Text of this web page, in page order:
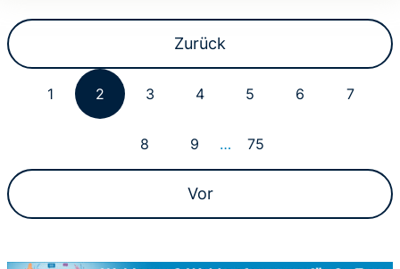
Zurück
1 2 3 4 5 6 7
8 9 … 75
Vor